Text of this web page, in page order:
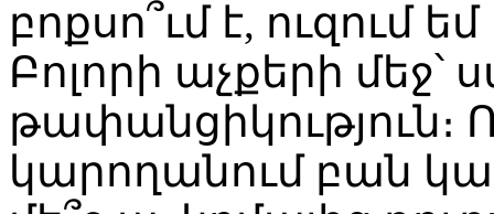
բոքսո՞ւմ է, ուզում
Բոլորի աչքերի մեջ՝
թափանցիկություն։
կարողանում բան